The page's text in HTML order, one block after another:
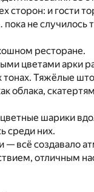
сторон: и гости
не случилось
ресторане.
цветами арки
Тяжёлые
шарики
среди них.
всё создавало
отличным